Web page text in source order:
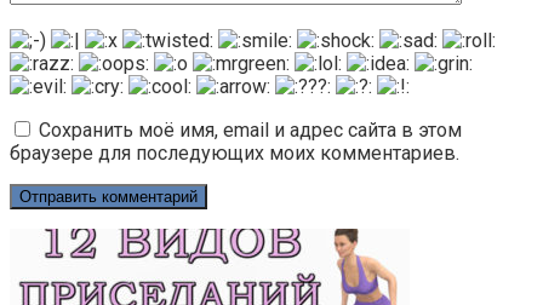
Сохранить моё имя, email и адрес сайта в этом
браузере для последующих моих комментариев.